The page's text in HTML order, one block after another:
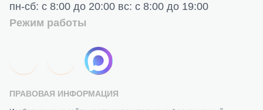
пн-сб: с 8:00 до 20:00 вс: с 8:00 до 19:00
Режим работы
ПРАВОВАЯ ИНФОРМАЦИЯ